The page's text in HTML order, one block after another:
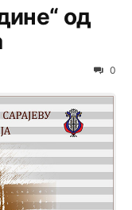
од
0